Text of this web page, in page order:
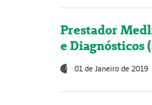
Prestador
e Diagnósticos
01 de Janeiro de 2019